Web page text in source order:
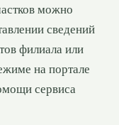
можно
сведений
филиала или
на портале
сервиса